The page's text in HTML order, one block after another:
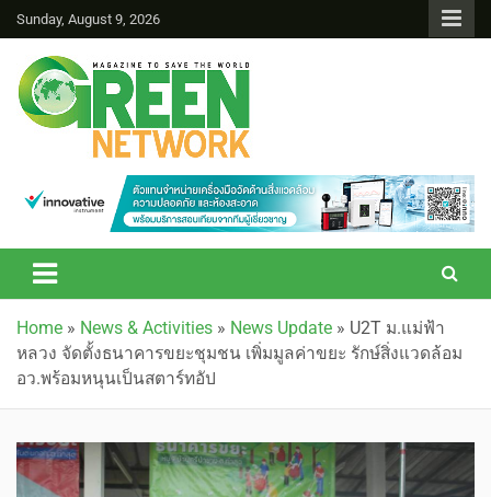
Sunday, August 9, 2026
Green Network
Home » News & Activities » News Update » U2T ม.แม่ฟ้า
หลวง จัดตั้งธนาคารขยะชุมชน เพิ่มมูลค่าขยะ รักษ์สิ่งแวดล้อม
อว.พร้อมหนุนเป็นสตาร์ทอัป